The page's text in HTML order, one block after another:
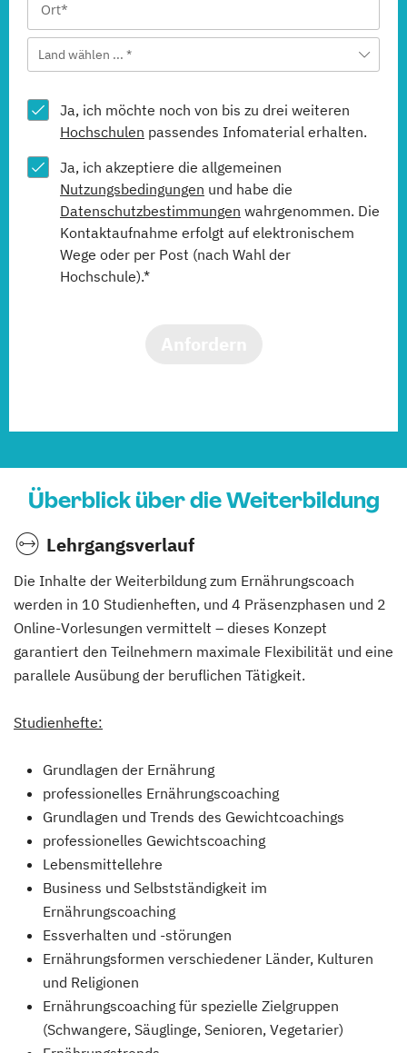
Land wählen ... *
Ja, ich möchte noch von bis zu drei weiteren
Hochschulen passendes Infomaterial erhalten.
Ja, ich akzeptiere die allgemeinen
Nutzungsbedingungen und habe die
Datenschutzbestimmungen wahrgenommen. Die
Kontaktaufnahme erfolgt auf elektronischem
Wege oder per Post (nach Wahl der
Hochschule).*
Überblick über die Weiterbildung
Lehrgangsverlauf
Die Inhalte der Weiterbildung zum Ernährungscoach
werden in 10 Studienheften, und 4 Präsenzphasen und 2
Online-Vorlesungen vermittelt – dieses Konzept
garantiert den Teilnehmern maximale Flexibilität und eine
parallele Ausübung der beruflichen Tätigkeit.
Studienhefte:
Grundlagen der Ernährung
professionelles Ernährungscoaching
Grundlagen und Trends des Gewichtcoachings
professionelles Gewichtscoaching
Lebensmittellehre
Business und Selbstständigkeit im
Ernährungscoaching
Essverhalten und -störungen
Ernährungsformen verschiedener Länder, Kulturen
und Religionen
Ernährungscoaching für spezielle Zielgruppen
(Schwangere, Säuglinge, Senioren, Vegetarier)